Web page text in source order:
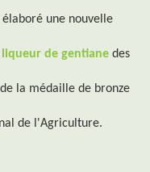
élaboré une nouvelle
liqueur de gentiane des
la médaille de bronze
de l'Agriculture.